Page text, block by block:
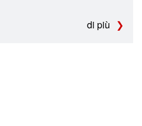
di più